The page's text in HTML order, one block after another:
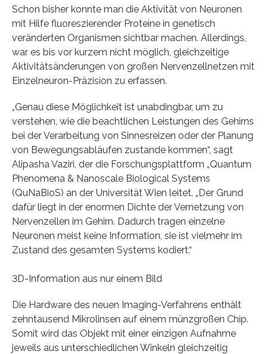
Schon bisher konnte man die Aktivität von Neuronen
mit Hilfe fluoreszierender Proteine in genetisch
veränderten Organismen sichtbar machen. Allerdings,
war es bis vor kurzem nicht möglich, gleichzeitige
Aktivitätsänderungen von großen Nervenzellnetzen mit
Einzelneuron-Präzision zu erfassen.
„Genau diese Möglichkeit ist unabdingbar, um zu
verstehen, wie die beachtlichen Leistungen des Gehirns
bei der Verarbeitung von Sinnesreizen oder der Planung
von Bewegungsabläufen zustande kommen“, sagt
Alipasha Vaziri, der die Forschungsplattform „Quantum
Phenomena & Nanoscale Biological Systems
(QuNaBioS) an der Universität Wien leitet. „Der Grund
dafür liegt in der enormen Dichte der Vernetzung von
Nervenzellen im Gehirn. Dadurch tragen einzelne
Neuronen meist keine Information, sie ist vielmehr im
Zustand des gesamten Systems kodiert.“
3D-Information aus nur einem Bild
Die Hardware des neuen Imaging-Verfahrens enthält
zehntausend Mikrolinsen auf einem münzgroßen Chip.
Somit wird das Objekt mit einer einzigen Aufnahme
jeweils aus unterschiedlichen Winkeln gleichzeitig